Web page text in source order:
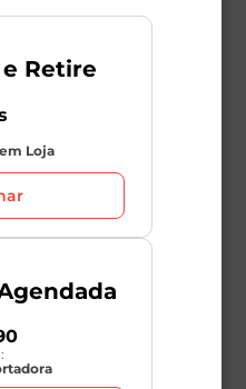
Retire
Loja